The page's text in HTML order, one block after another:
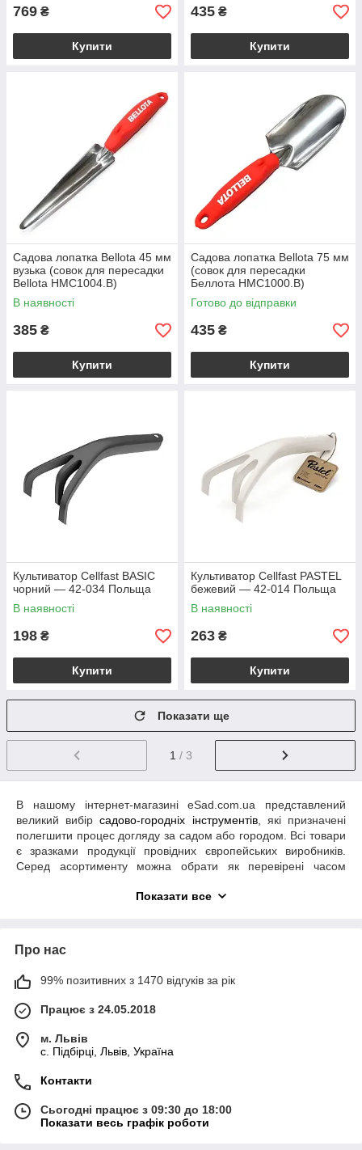
769 ₴
Купити
435 ₴
Купити
Садова лопатка Bellota 45 мм
вузька (совок для пересадки
Bellota HMC1004.B)
В наявності
385 ₴
Купити
Садова лопатка Bellota 75 мм
(совок для пересадки
Беллота HMC1000.B)
Готово до відправки
435 ₴
Купити
Культиватор Cellfast BASIC
чорний — 42-034 Польща
В наявності
198 ₴
Купити
Культиватор Cellfast PASTEL
бежевий — 42-014 Польща
В наявності
263 ₴
Купити
Показати ще
1 / 3
В нашому інтернет-магазині eSad.com.ua представлений
великий вибірсадово-городніх інструментів, які призначені
полегшити процес догляду за садом або городом. Всі товари
є зразками продукції провідних європейських виробників.
Серед асортименту можна обрати як перевірені часом
створювати відповідну нішу на українському ринку. Серед
Інструменти для приб​ирання бур’янів
Це порівняно нові моделі, які прийшли до нас з країн Європи.
інструменти. Перевіривши якість роботи на невеликій ділянці
громіздкої мотики не захочеться нікому.
подаються в якості доповнення до основного асортименту.
Поряд з високоякісними лопатами,
іншими садовими інструментами ці моделі виглядають
досить мініатюрними. Але розмір не применшує їхньої
Показати все
Про нас
99% позитивних з 1470 відгуків за рік
Працює з 24.05.2018
м. Львів
c. Підбірці, Львів, Україна
Контакти
Сьогодні працює з 09:30 до 18:00
Показати весь графік роботи